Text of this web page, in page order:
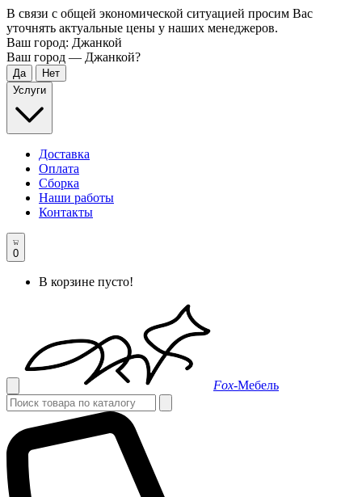
В связи с общей экономической ситуацией просим Вас
уточнять актуальные цены у наших менеджеров.
Ваш город: Джанкой
Ваш город — Джанкой?
Услуги
Доставка
Оплата
Сборка
Наши работы
Контакты
0
В корзине пусто!
Fox-Мебель